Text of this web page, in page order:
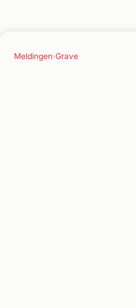
Meldingen›Grave